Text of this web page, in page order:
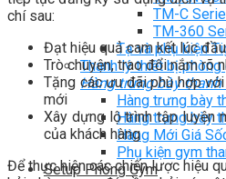
TM-C
TM-360
Tạ và phụ kiện
Thanh lý thiết bị phòng
Hàng trưng bày thanh
Hàng trưng bày
Hàng trưng bày
Hàng Mới Giá
Phụ kiện gym
Setup Phòng Gym
chí sau:
Đạt hiệu quả cam kết lúc đầu
Trò chuyện, trao đổi nắm rõ
Tặng các ưu đãi phù hợp
mới
Xây dựng lộ trình tập luyện
của khách hàng
Để thực hiện các chiến lược hiệu